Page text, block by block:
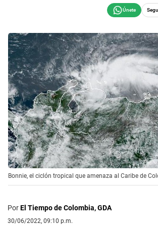
Bonnie, el ciclón tropical que amenaza al Caribe de
PorEl Tiempo de Colombia, GDA
30/06/2022, 09:10 p.m.